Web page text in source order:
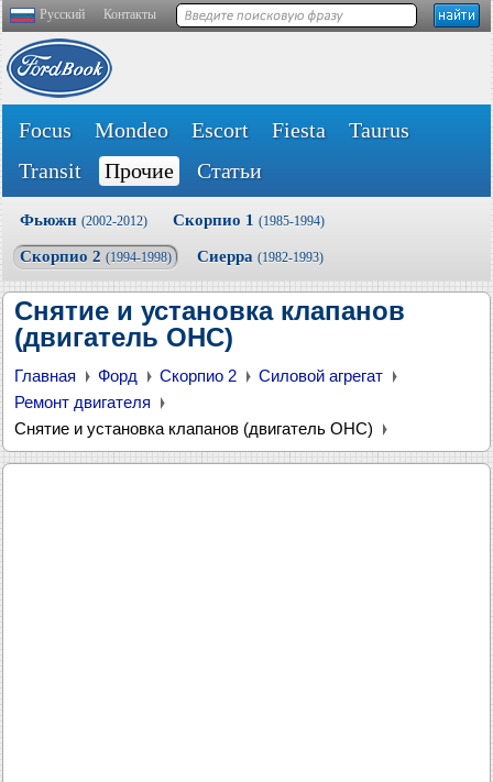
Русский Контакты
Focus Mondeo Escort Fiesta
Taurus
Transit
Прочие Статьи
Фьюжн (2002-2012) Скорпио 1 (1985-1994)
Скорпио 2 (1994-1998) Сиерра (1982-1993)
Снятие и установка клапанов
(двигатель OHC)
Главная Форд Скорпио 2
Силовой агрегат
Ремонт двигателя
Снятие и установка клапанов (двигатель OHC)